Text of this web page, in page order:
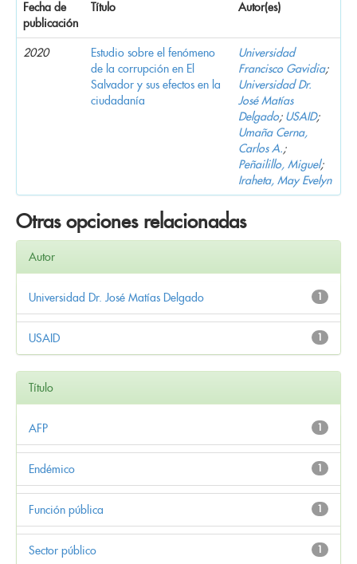
Fecha de
publicación
Título Autor(es)
2020
Estudio sobre el fenómeno
de la corrupción en El
Salvador y sus efectos en la
ciudadanía
Universidad
Francisco Gavidia;
Universidad Dr.
José Matías
Delgado; USAID;
Umaña Cerna,
Carlos A.;
Peñailillo, Miguel;
Iraheta, May Evelyn
Otras opciones relacionadas
Autor
1
Universidad Dr. José Matías Delgado
1
USAID
Título
1
AFP
1
Endémico
1
Función pública
1
Sector público